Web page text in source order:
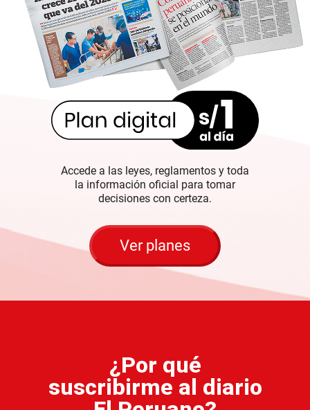
Accede a las leyes, reglamentos y toda
la información oficial para tomar
decisiones con certeza.
Ver planes
¿Por qué
suscribirme al diario